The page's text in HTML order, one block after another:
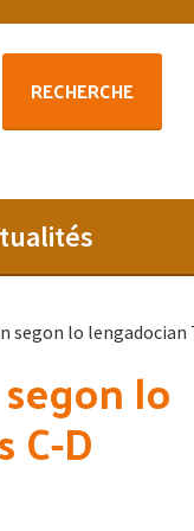
RECHERCHE
segon lo lengadocian
lo
D